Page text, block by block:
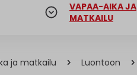
VAPAA-AIKA JA
MATKAILU
ja matkailu Luontoon